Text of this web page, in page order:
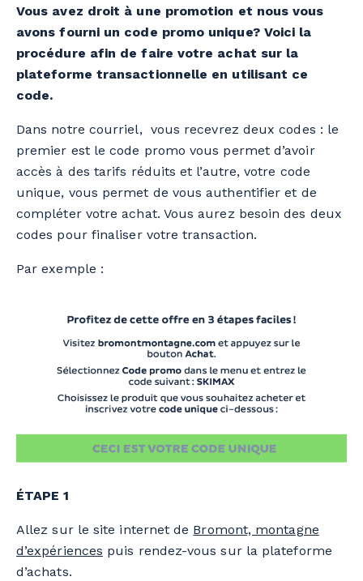
Vous avez droit à une promotion et nous vous
avons fourni un code promo unique? Voici la
procédure afin de faire votre achat sur la
plateforme transactionnelle en utilisant ce
code.
Dans notre courriel, vous recevrez deux codes : le
premier est le code promo vous permet d’avoir
accès à des tarifs réduits et l’autre, votre code
unique, vous permet de vous authentifier et de
compléter votre achat. Vous aurez besoin des deux
codes pour finaliser votre transaction.
Par exemple :
ÉTAPE 1
Allez sur le site internet de Bromont, montagne
d’expériences puis rendez-vous sur la plateforme
d’achats.